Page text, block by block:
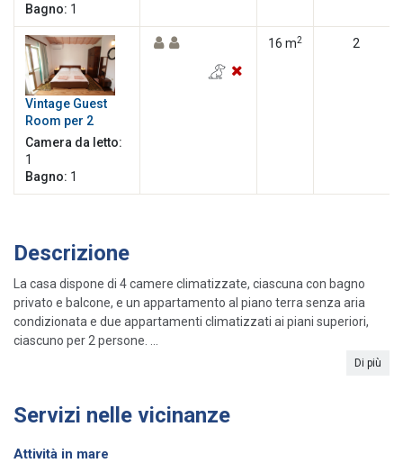
Bagno: 1
Vintage Guest
Room per 2
Camera da letto:
1
Bagno: 1
16 m2 2
Descrizione
La casa dispone di 4 camere climatizzate, ciascuna con bagno
privato e balcone, e un appartamento al piano terra senza aria
condizionata e due appartamenti climatizzati ai piani superiori,
ciascuno per 2 persone. ...
Di più
Servizi nelle vicinanze
Attività in mare